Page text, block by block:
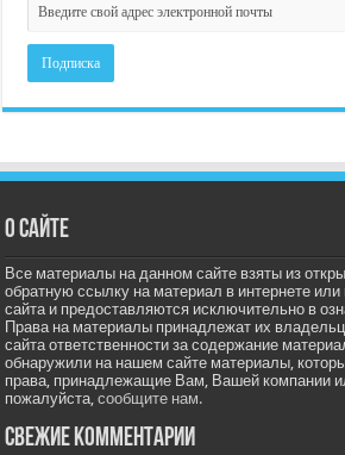
О сайте
Все материалы на данном сайте взяты из
обратную ссылку на материал в интернете
сайта и предоставляются исключительно в
Права на материалы принадлежат их
сайта ответственности за содержание
обнаружили на нашем сайте материалы,
права, принадлежащие Вам, Вашей компании
пожалуйста,сообщите нам.
Свежие комментарии